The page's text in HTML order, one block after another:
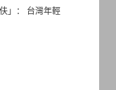
」： 台灣年輕